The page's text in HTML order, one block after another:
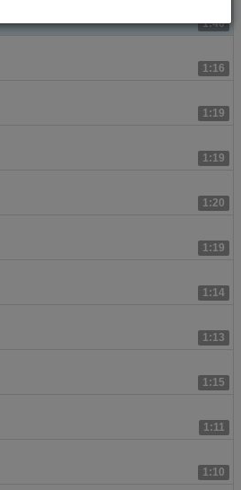
1:40
1:16
1:19
1:19
1:20
1:19
1:14
1:13
1:15
1:11
1:10